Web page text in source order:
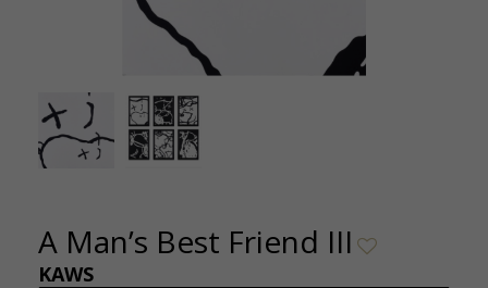
60x80cm Oplage100
A Man’s Best Friend III
KAWS